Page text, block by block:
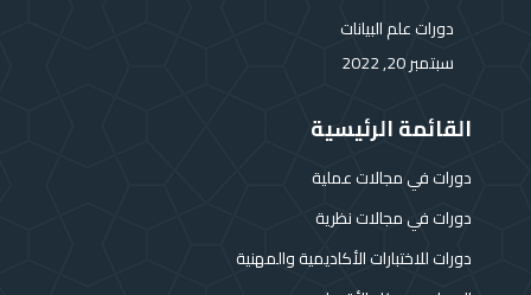
دورات علم البيانات
سبتمبر 20, 2022
القائمة الرئيسية
دورات في مجالات عملية
دورات في مجالات نظرية
دورات للاختبارات الأكاديمية والمهنية